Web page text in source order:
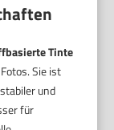
Tinte
Sie ist
und
für